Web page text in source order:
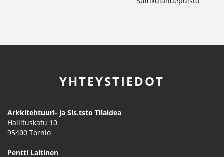
YHTEYSTIEDOT
Arkkitehtuuri- ja Sis.tsto Tilaidea
Hallituskatu 10
95400 Tornio
Pentti Laitinen